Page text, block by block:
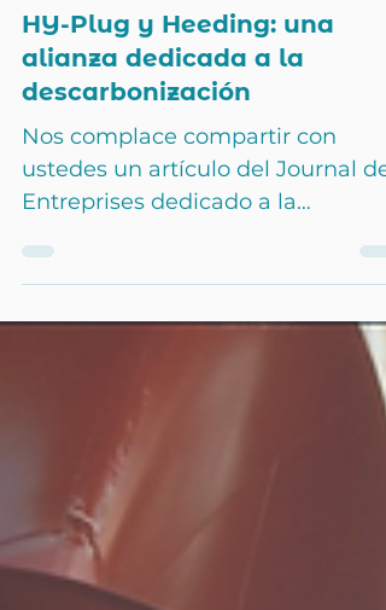
HY-Plug France
20 mar
2 min de lectura
Negocio
HY-Plug y Heeding: una
alianza dedicada a la
descarbonización
ustedes un artículo del Journal
colaboración entre HY-Plug y
Heeding. Una alianza estratégica
servicio de la descarbonización del
sostenible. Heeding e HY-Plug
unen fuerzas para hacer el
transporte más ecológico.
de la Costa Azul francesa, e HY-
Plug, de la región de Var, han